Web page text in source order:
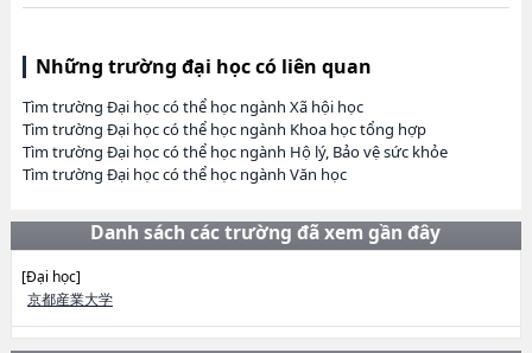
Những trường đại học có liên quan
Tìm trường Đại học có thể học ngành Xã hội học
Tìm trường Đại học có thể học ngành Khoa học tổng hợp
Tìm trường Đại học có thể học ngành Hộ lý, Bảo vệ sức khỏe
Tìm trường Đại học có thể học ngành Văn học
Danh sách các trường đã xem gần đây
[Đại học]
京都産業大学